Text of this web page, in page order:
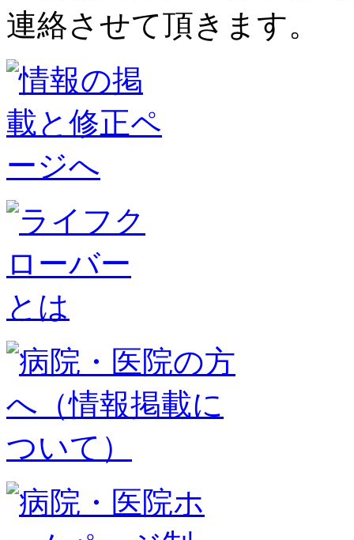
連絡させて頂きます。